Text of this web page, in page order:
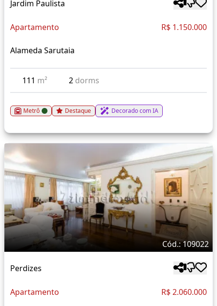
Jardim Paulista
Apartamento R$ 1.150.000
Alameda Sarutaia
111 m² 2 dorms
Metrô Destaque Decorado com IA
Cód.: 109022
Perdizes
Apartamento R$ 2.060.000